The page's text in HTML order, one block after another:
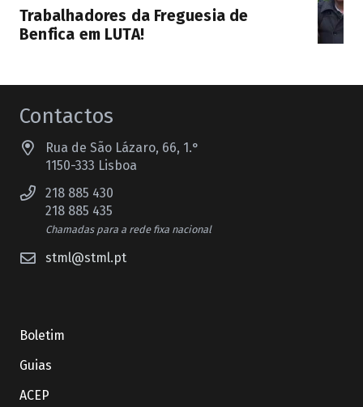
Trabalhadores da Freguesia de
Benfica em LUTA!
Contactos
Rua de São Lázaro, 66, 1.°
1150-333 Lisboa
218 885 430
218 885 435
Chamadas para a rede fixa nacional
stml@stml.pt
Boletim
Guias
ACEP